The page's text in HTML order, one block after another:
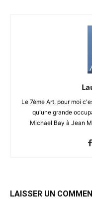
Le 7ème Art, pour moi
qu'une grande
Michael Bay à Jean
LAISSER UN